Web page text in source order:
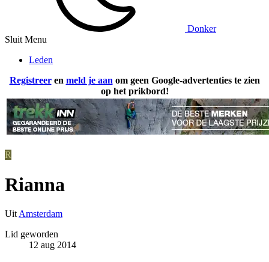
Donker
Sluit Menu
Leden
Registreeren meld je aanom geen Google-advertenties te zien
op het prikbord!
R
Rianna
Uit Amsterdam
Lid geworden
12 aug 2014